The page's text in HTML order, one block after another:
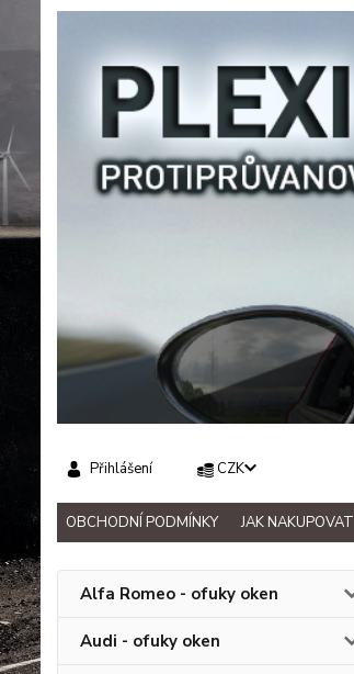
OBCHODNÍ PODMÍNKY JAK NAKUPOVAT
CZK
Přihlášení
Alfa Romeo - ofuky oken
Audi - ofuky oken